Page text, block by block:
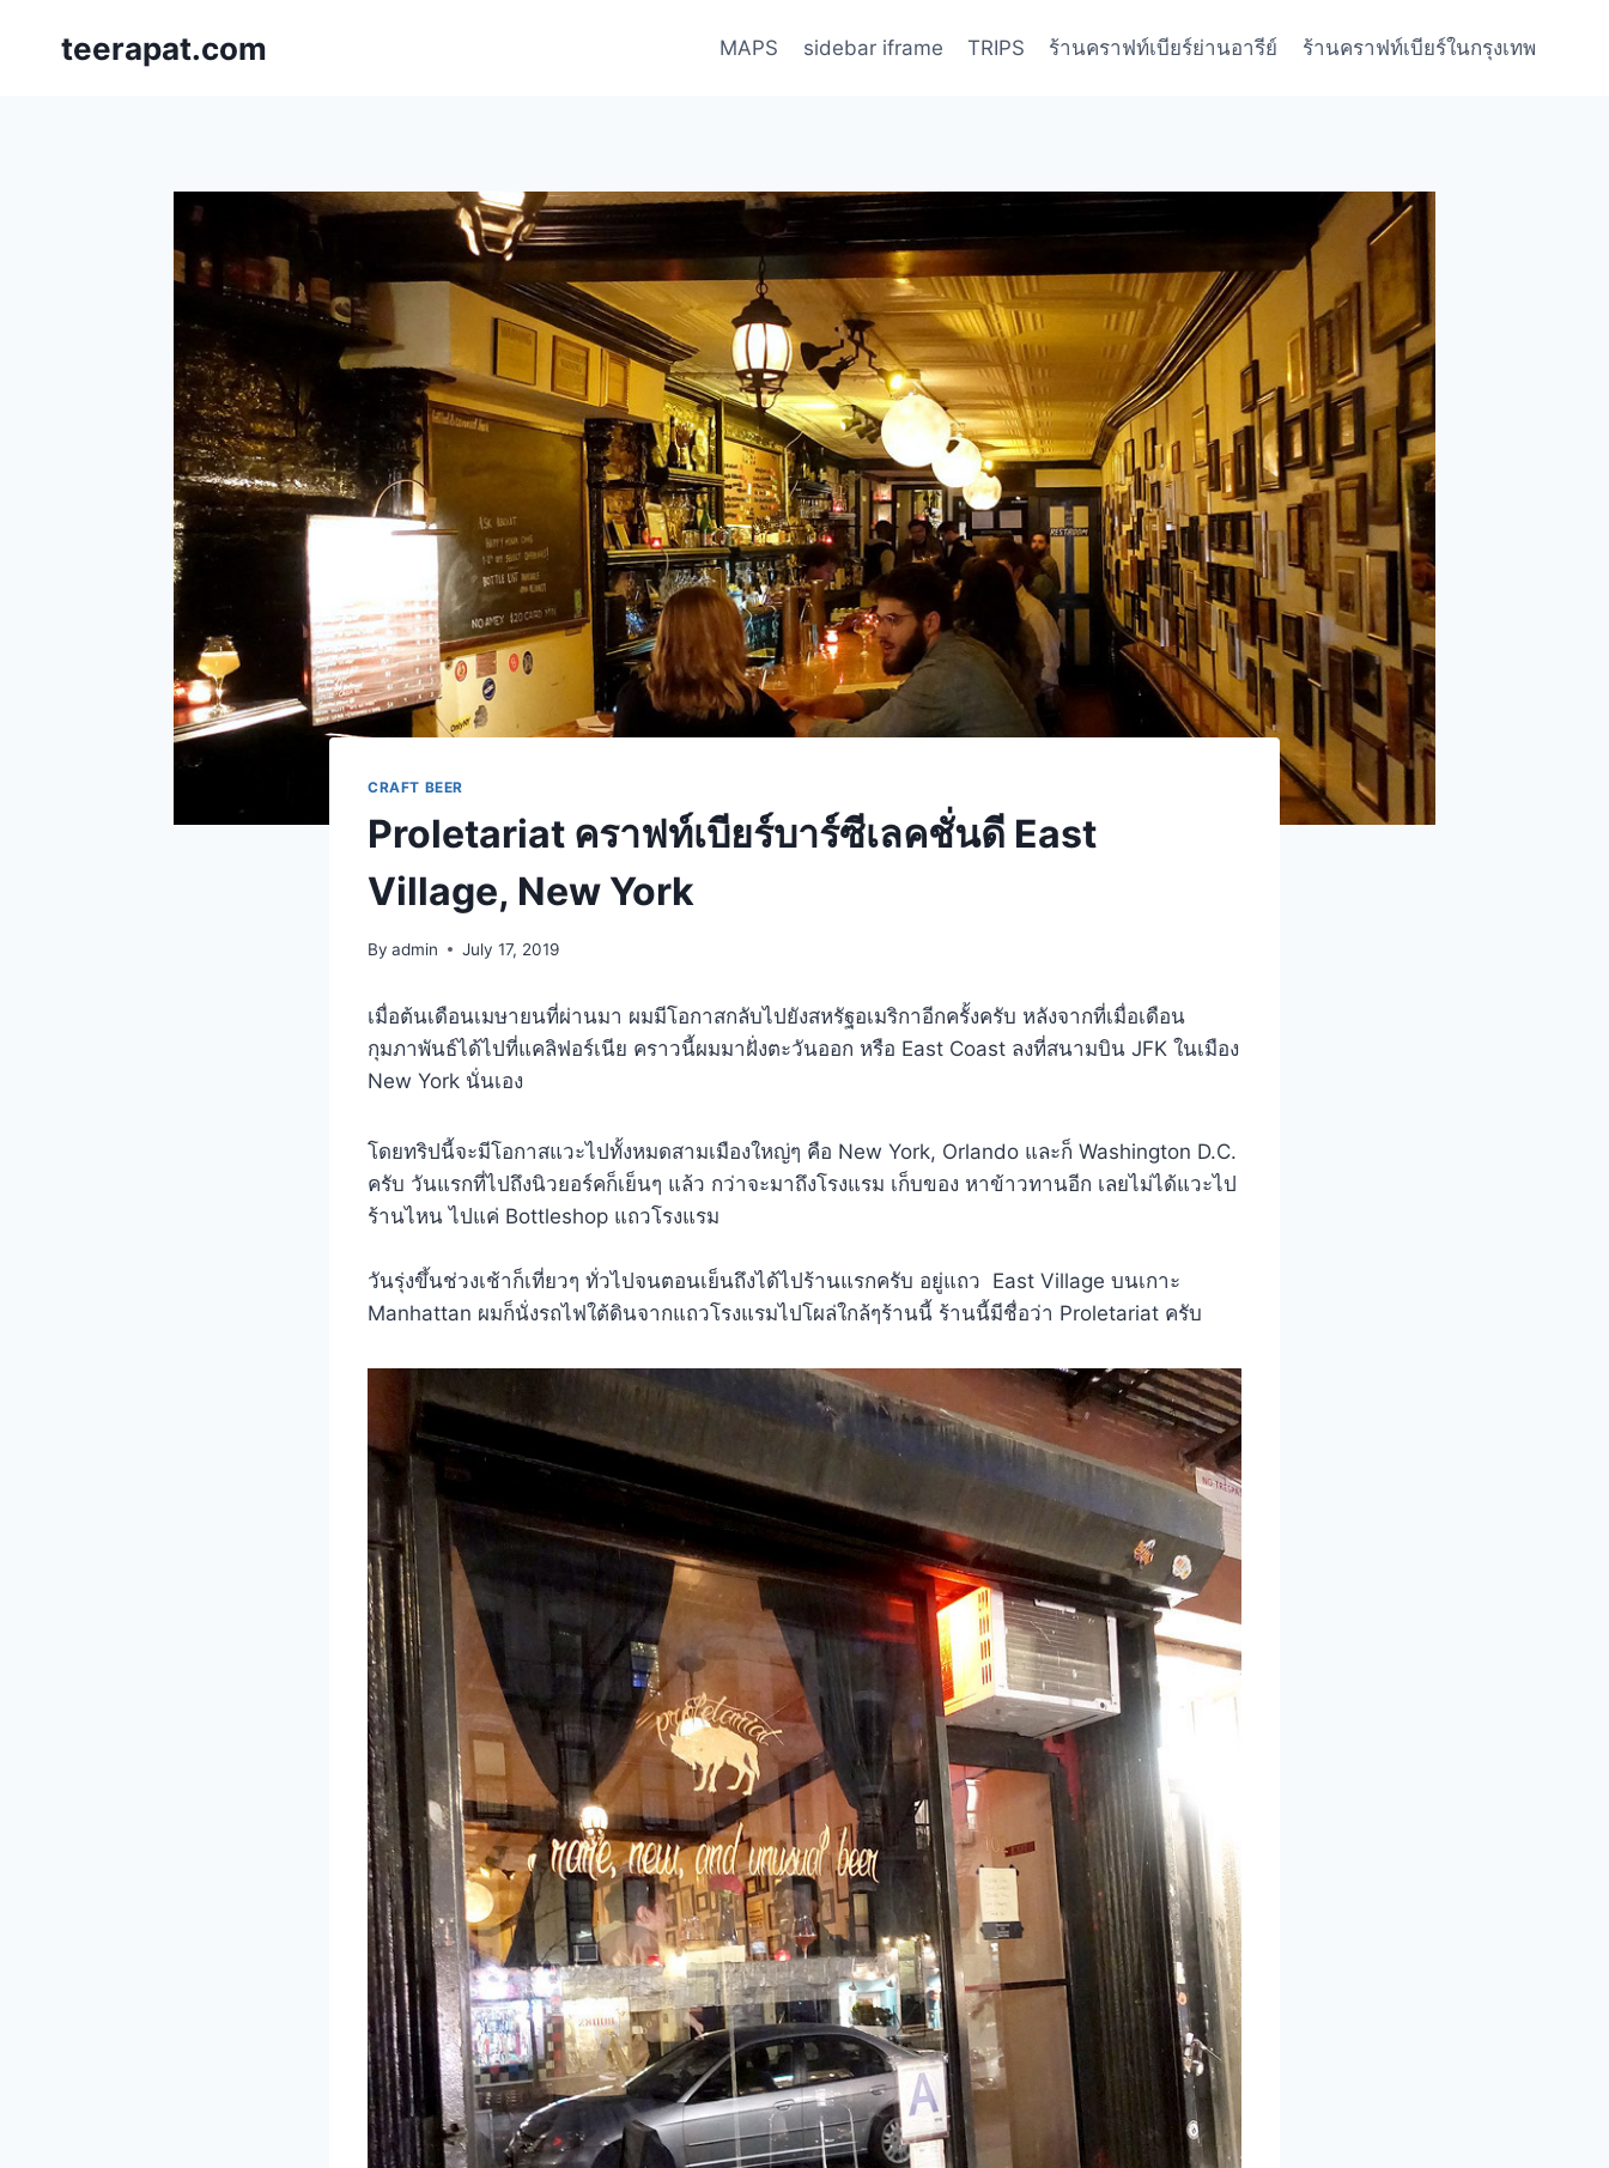
teerapat.com MAPS sidebar iframe TRIPS ร้านคราฟท์เบียร์ย่านอารีย์ ร้านคราฟท์เบียร์ในกรุงเทพ
CRAFT BEER
Proletariat คราฟท์เบียร์บาร์ซีเลคชั่นดี East
Village, New York
By admin July 17, 2019
เมื่อต้นเดือนเมษายนที่ผ่านมา ผมมีโอกาสกลับไปยังสหรัฐอเมริกาอีกครั้งครับ หลังจากที่เมื่อเดือน
กุมภาพันธ์ได้ไปที่แคลิฟอร์เนีย คราวนี้ผมมาฝั่งตะวันออก หรือ East Coast ลงที่สนามบิน JFK ในเมือง
New York นั่นเอง
โดยทริปนี้จะมีโอกาสแวะไปทั้งหมดสามเมืองใหญ่ๆ คือ New York, Orlando และก็ Washington D.C.
ครับ วันแรกที่ไปถึงนิวยอร์คก็เย็นๆ แล้ว กว่าจะมาถึงโรงแรม เก็บของ หาข้าวทานอีก เลยไม่ได้แวะไป
ร้านไหน ไปแค่ Bottleshop แถวโรงแรม
วันรุ่งขึ้นช่วงเช้าก็เที่ยวๆ ทั่วไปจนตอนเย็นถึงได้ไปร้านแรกครับ อยู่แถว East Village บนเกาะ
Manhattan ผมก็นั่งรถไฟใต้ดินจากแถวโรงแรมไปโผล่ใกล้ๆร้านนี้ ร้านนี้มีชื่อว่า Proletariat ครับ